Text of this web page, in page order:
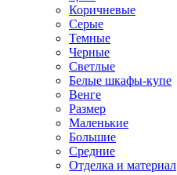
Коричневые
Серые
Темные
Черные
Светлые
Белые шкафы-купе
Венге
Размер
Маленькие
Большие
Средние
Отделка и материал